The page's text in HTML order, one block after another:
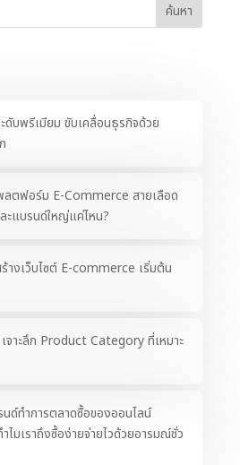
ค้นหา
ดับพรีเมียม ขับเคลื่อนธุรกิจด้วย
ตฟอร์ม E-Commerce สายเลือด
ะแบรนด์ใหญ่แค่ไหน?
างเว็บไซต์ E-commerce เริ่มต้น
จาะลึก Product Category ที่เหมาะ
ด์ทำการตลาดซื้อของออนไลน์
มเราถึงซื้อง่ายจ่ายไวด้วยอารมณ์ชั่ว